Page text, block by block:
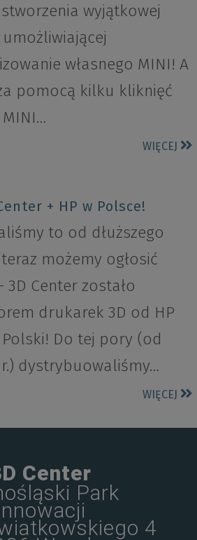
wyjątkowej
własnego MINI! A
pomocą kilku kliknięć
WIĘCEJ
+ HP w Polsce!
to od dłuższego
możemy ogłosić
3D Center zostało
drukarek 3D od HP
Do tej pory (od
r.) dystrybuowaliśmy…
WIĘCEJ
Center
Park
4